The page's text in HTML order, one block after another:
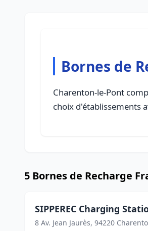
Bornes de
Charenton-le-Pont
choix d'établissements
5 Bornes de Recharge
SIPPEREC Charging
8 Av. Jean Jaurès, 94220